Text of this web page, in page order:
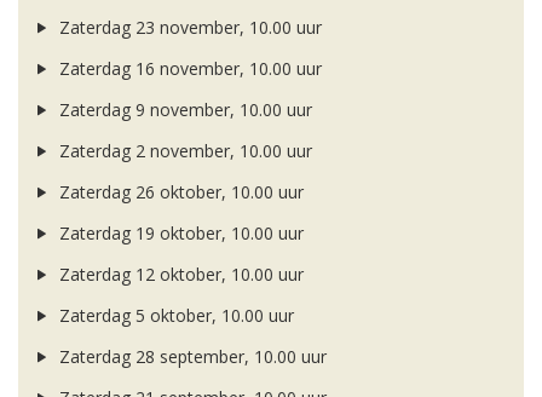
Zaterdag 23 november, 10.00 uur
Zaterdag 16 november, 10.00 uur
Zaterdag 9 november, 10.00 uur
Zaterdag 2 november, 10.00 uur
Zaterdag 26 oktober, 10.00 uur
Zaterdag 19 oktober, 10.00 uur
Zaterdag 12 oktober, 10.00 uur
Zaterdag 5 oktober, 10.00 uur
Zaterdag 28 september, 10.00 uur